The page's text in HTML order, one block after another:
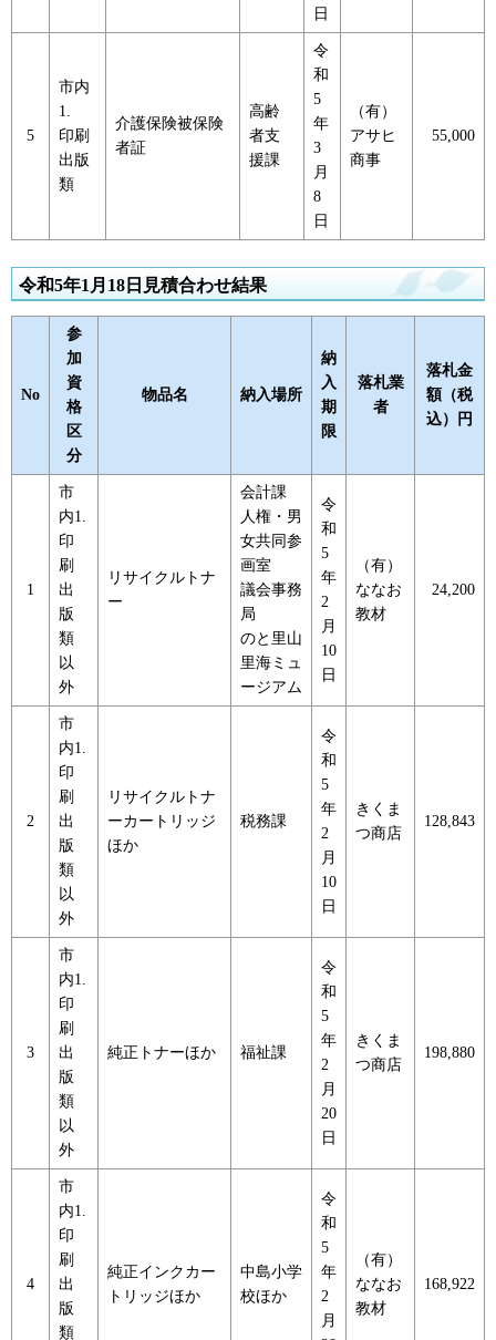
日
5
市内
1.
印刷
出版
類
介護保険被保険
者証
高齢
者支
援課
令
和
5
年
3
月
8
日
（有）
アサヒ
商事
55,000
令和5年1月18日見積合わせ結果
No
参
加
資
格
区
分
物品名 納入場所
納
入
期
限
落札業
者
落札金
額（税
込）円
1
市
内1.
印
刷
出
版
類
以
外
リサイクルトナ
ー
会計課
人権・男
女共同参
画室
議会事務
局
のと里山
里海ミュ
ージアム
令
和
5
年
2
月
10
日
（有）
ななお
教材
24,200
2
市
内1.
印
刷
出
版
類
以
外
リサイクルトナ
ーカートリッジ
ほか
税務課
令
和
5
年
2
月
10
日
きくま
つ商店
128,843
3
市
内1.
印
刷
出
版
類
以
外
純正トナーほか 福祉課
令
和
5
年
2
月
20
日
きくま
つ商店
198,880
4
市
内1.
印
刷
出
版
類
純正インクカー
トリッジほか
中島小学
校ほか
令
和
5
年
2
月
（有）
ななお
教材
168,922